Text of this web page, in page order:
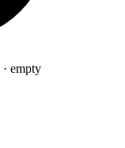
empty